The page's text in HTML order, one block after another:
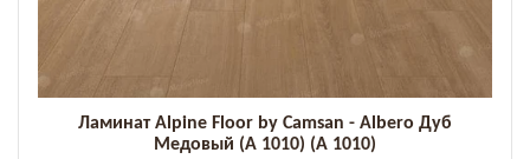
Ламинат Alpine Floor by Camsan - Albero Дуб
Медовый (A 1010) (A 1010)